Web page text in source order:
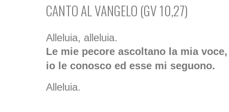
CANTO AL VANGELO (GV 10,27)
Alleluia, alleluia.
Le mie pecore ascoltano la mia
io le conosco ed esse mi seguono.
Alleluia.